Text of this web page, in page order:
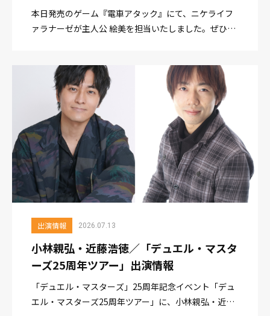
本日発売のゲーム『電車アタック』にて、ニケライフ
ァラナーゼが主人公 絵美を担当いたしました。ぜひお
出演情報 2026.07.13
小林親弘・近藤浩徳／「デュエル・マスタ
ーズ25周年ツアー」出演情報
「デュエル・マスターズ」25周年記念イベント「デュ
エル・マスターズ25周年ツアー」に、小林親弘・近藤